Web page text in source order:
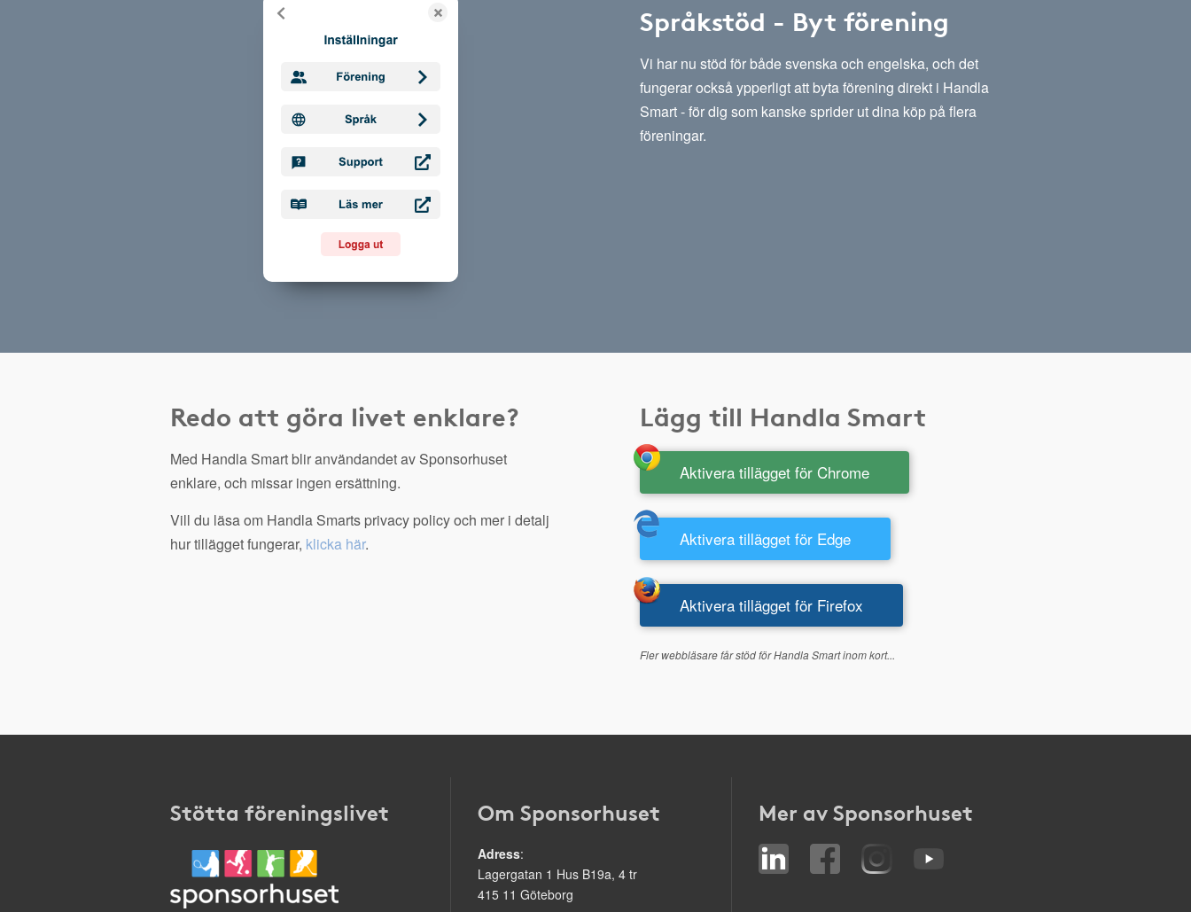
Språkstöd - Byt förening
Vi har nu stöd för både svenska och engelska, och det
fungerar också ypperligt att byta förening direkt i Handla
Smart - för dig som kanske sprider ut dina köp på flera
föreningar.
Redo att göra livet enklare?
Med Handla Smart blir användandet av Sponsorhuset
enklare, och missar ingen ersättning.
Vill du läsa om Handla Smarts privacy policy och mer i detalj
hur tillägget fungerar, klicka här.
Lägg till Handla Smart
Aktivera tillägget för Chrome
Aktivera tillägget för Edge
Aktivera tillägget för Firefox
Fler webbläsare får stöd för Handla Smart inom kort...
Stötta föreningslivet Om Sponsorhuset
Adress:
Lagergatan 1 Hus B19a, 4 tr
415 11 Göteborg
Mer av Sponsorhuset